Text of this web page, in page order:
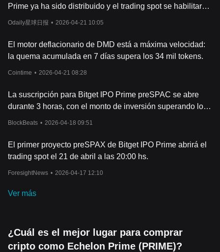
de la plataforma, s u valor está estrechamente ligado a la
actividad y el crecimiento del ecosistema. Cuantos más usuarios
será la demanda potencial del token, lo que puede repercutir
positivamente en su precio.
El sentimiento del mercado también desempeña un papel crucial
en la determinación del precio de PRIME. Este sentimiento a
de la plataforma deEchelon Prime y el éxito de los juegos y
proyectos que utilizan el ecosistema. Las noticias positivas, como
cotización de PRIME. Por el contrario, los acontecimientos
negativos o una caída del mercado de criptomonedas pueden
Además, la tokenomics de PRIME, incluido su suministro total, el
tokens o de control de la inflación, son fundamentales para su
medida que el ecosistema de Echelon Prime evolucione y
madure, estas políticas económicasserán fundamentales para
Prime ya ha sido distribuido y el trading spot se habilitará
hoy a las 20:00.
Odaily星球日报 • 2026-04-21 10:05
El motor deflacionario de DMD está a máxima velocidad:
la quema acumulada en 7 días supera los 34 mil tokens.
Cointime • 2026-04-21 08:28
La suscripción para Bitget IPO Prime preSPAC se abre
durante 3 horas, con el monto de inversión superando los
BlockBeats • 2026-04-18 09:51
El primer proyecto preSPAX de Bitget IPO Prime abrirá el
trading spot el 21 de abril a las 20:00 hs.
ForesightNews • 2026-04-17 12:10
Ver más
¿Cuál es el mejor lugar para comprar
cripto como Echelon Prime (PRIME)?